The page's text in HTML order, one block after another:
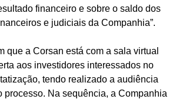
financeiro e sobre o saldo dos
e judiciais da Companhia”.
que a Corsan está com a sala virtual
aos investidores interessados no
tendo realizado a audiência
processo. Na sequência, a Companhia